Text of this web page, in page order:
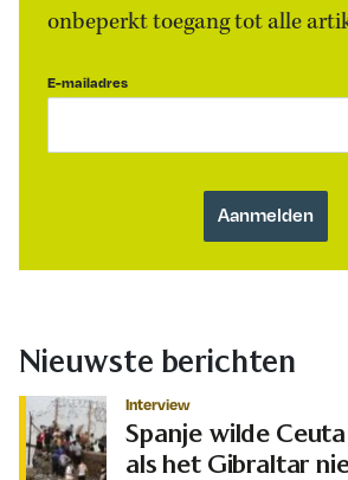
onbeperkt toegang tot alle
E-mailadres
Nieuwste berichten
Interview
Spanje wilde
als het Gibraltar